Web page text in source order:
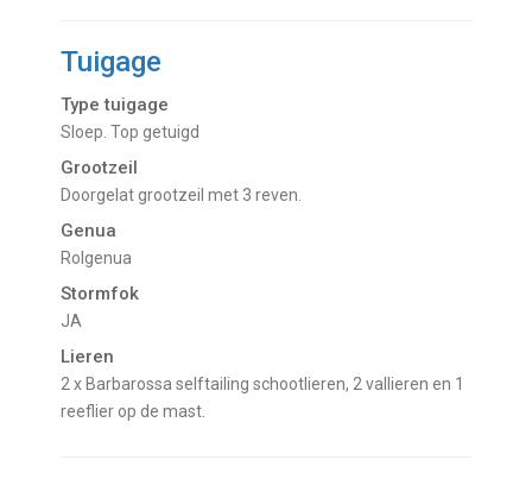
Tuigage
Type tuigage
Sloep. Top getuigd
Grootzeil
Doorgelat grootzeil met 3 reven.
Genua
Rolgenua
Stormfok
JA
Lieren
2 x Barbarossa selftailing schootlieren, 2 vallieren en 1
reeflier op de mast.